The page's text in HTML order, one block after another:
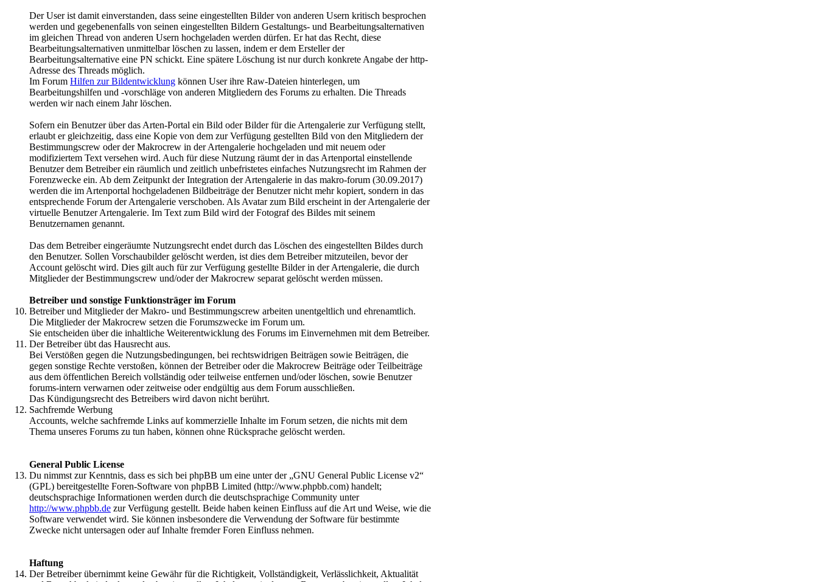
Der User ist damit einverstanden, dass seine eingestellten Bilder von anderen Usern kritisch besprochen
werden und gegebenenfalls von seinen eingestellten Bildern Gestaltungs- und Bearbeitungsalternativen
im gleichen Thread von anderen Usern hochgeladen werden dürfen. Er hat das Recht, diese
Bearbeitungsalternativen unmittelbar löschen zu lassen, indem er dem Ersteller der
Bearbeitungsalternative eine PN schickt. Eine spätere Löschung ist nur durch konkrete Angabe der http-
Adresse des Threads möglich.
Im Forum Hilfen zur Bildentwicklung können User ihre Raw-Dateien hinterlegen, um
Bearbeitungshilfen und -vorschläge von anderen Mitgliedern des Forums zu erhalten. Die Threads
werden wir nach einem Jahr löschen.
Sofern ein Benutzer über das Arten-Portal ein Bild oder Bilder für die Artengalerie zur Verfügung stellt,
erlaubt er gleichzeitig, dass eine Kopie von dem zur Verfügung gestellten Bild von den Mitgliedern der
Bestimmungscrew oder der Makrocrew in der Artengalerie hochgeladen und mit neuem oder
modifiziertem Text versehen wird. Auch für diese Nutzung räumt der in das Artenportal einstellende
Benutzer dem Betreiber ein räumlich und zeitlich unbefristetes einfaches Nutzungsrecht im Rahmen der
Forenzwecke ein. Ab dem Zeitpunkt der Integration der Artengalerie in das makro-forum (30.09.2017)
werden die im Artenportal hochgeladenen Bildbeiträge der Benutzer nicht mehr kopiert, sondern in das
entsprechende Forum der Artengalerie verschoben. Als Avatar zum Bild erscheint in der Artengalerie der
virtuelle Benutzer Artengalerie. Im Text zum Bild wird der Fotograf des Bildes mit seinem
Benutzernamen genannt.
Das dem Betreiber eingeräumte Nutzungsrecht endet durch das Löschen des eingestellten Bildes durch
den Benutzer. Sollen Vorschaubilder gelöscht werden, ist dies dem Betreiber mitzuteilen, bevor der
Account gelöscht wird. Dies gilt auch für zur Verfügung gestellte Bilder in der Artengalerie, die durch
Mitglieder der Bestimmungscrew und/oder der Makrocrew separat gelöscht werden müssen.
Betreiber und sonstige Funktionsträger im Forum
Betreiber und Mitglieder der Makro- und Bestimmungscrew arbeiten unentgeltlich und ehrenamtlich.
Die Mitglieder der Makrocrew setzen die Forumszwecke im Forum um.
Sie entscheiden über die inhaltliche Weiterentwicklung des Forums im Einvernehmen mit dem Betreiber.
Der Betreiber übt das Hausrecht aus.
Bei Verstößen gegen die Nutzungsbedingungen, bei rechtswidrigen Beiträgen sowie Beiträgen, die
gegen sonstige Rechte verstoßen, können der Betreiber oder die Makrocrew Beiträge oder Teilbeiträge
aus dem öffentlichen Bereich vollständig oder teilweise entfernen und/oder löschen, sowie Benutzer
forums-intern verwarnen oder zeitweise oder endgültig aus dem Forum ausschließen.
Das Kündigungsrecht des Betreibers wird davon nicht berührt.
Sachfremde Werbung
Accounts, welche sachfremde Links auf kommerzielle Inhalte im Forum setzen, die nichts mit dem
Thema unseres Forums zu tun haben, können ohne Rücksprache gelöscht werden.
General Public License
Du nimmst zur Kenntnis, dass es sich bei phpBB um eine unter der „GNU General Public License v2“
(GPL) bereitgestellte Foren-Software von phpBB Limited (http://www.phpbb.com) handelt;
deutschsprachige Informationen werden durch die deutschsprachige Community unter
http://www.phpbb.de zur Verfügung gestellt. Beide haben keinen Einfluss auf die Art und Weise, wie die
Software verwendet wird. Sie können insbesondere die Verwendung der Software für bestimmte
Zwecke nicht untersagen oder auf Inhalte fremder Foren Einfluss nehmen.
Haftung
Der Betreiber übernimmt keine Gewähr für die Richtigkeit, Vollständigkeit, Verlässlichkeit, Aktualität